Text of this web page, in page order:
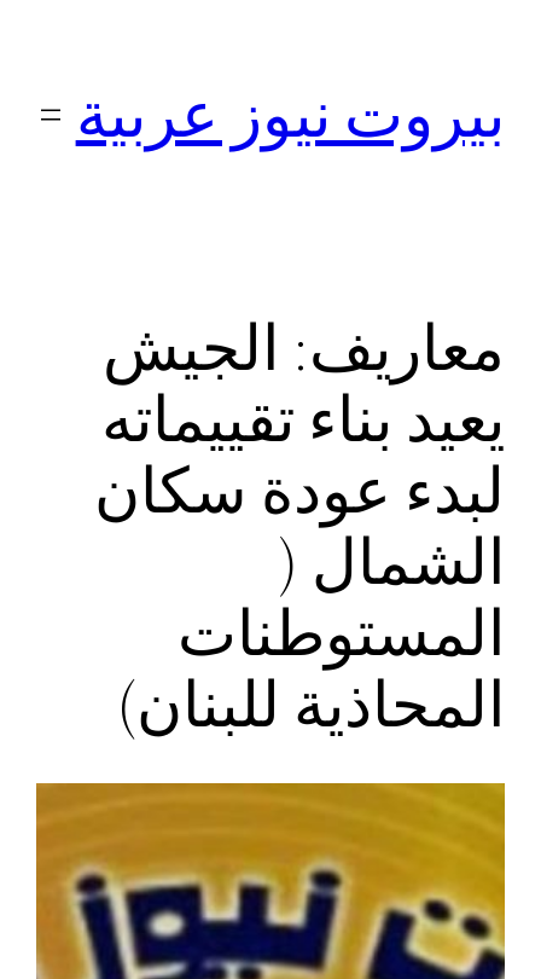
بيروت نيوز عربية
معاريف: الجيش
يعيد بناء تقييماته
لبدء عودة سكان
الشمال (
المستوطنات
المحاذية للبنان)